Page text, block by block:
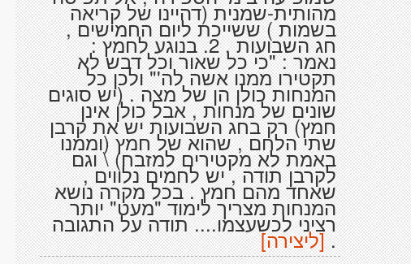
מהותית-שמנית (דהיינו של קריאה
בשמות ) ששייכת ליום החמישים ,
חג השבועות . 2. בנוגע לחמץ :
נאמר : "כי כל שאור וכל דבש לא
תקטירו ממנו אשה לה'" ולכן כל
המנחות כולן הן של מצה . (יש סוגים
שונים של מנחות , אבל כולן אינן
חמץ) רק בחג השבועות יש את קרבן
שתי הלחם , שהוא של חמץ (וממנו
באמת לא מקטירים למזבח) \ וגם
לקרבן תודה , יש לחמים נלווים ,
שאחד מהם חמץ . בכל מקרה נושא
המנחות מצריך לימוד "מעט" יותר
רציני לכשעצמו.... תודה על התגובה
.[ליצירה]